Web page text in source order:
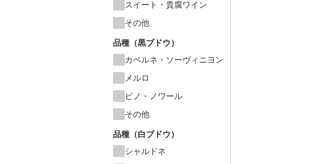
スイート・貴腐ワイン
その他
品種（黒ブドウ）
カベルネ・ソーヴィニヨン
メルロ
ピノ・ノワール
その他
品種（白ブドウ）
シャルドネ